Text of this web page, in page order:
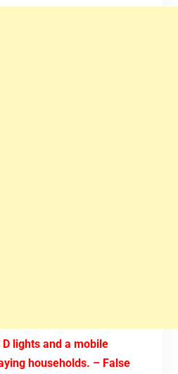
lights and a mobile
households. – False